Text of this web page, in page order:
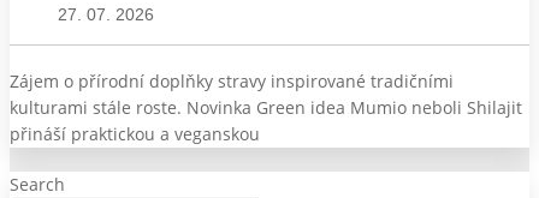
27. 07. 2026
Zájem o přírodní doplňky stravy inspirované tradičními
kulturami stále roste. Novinka Green idea Mumio neboli Shilajit
přináší praktickou a veganskou
Search